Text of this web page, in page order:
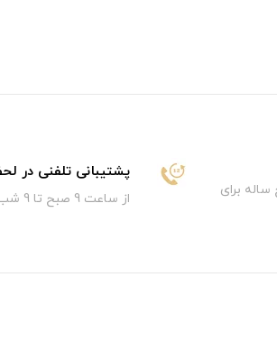
برای
پشتیبانی تلفنی در
از ساعت 9 صبح تا 9 شب